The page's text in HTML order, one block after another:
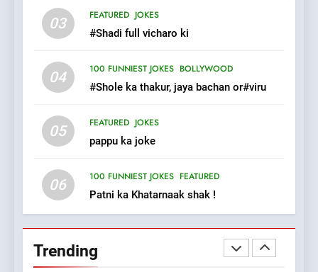
03 FEATURED JOKES
#Shadi full vicharo ki
04 100 FUNNIEST JOKES BOLLYWOOD
#Shole ka thakur, jaya bachan or#viru
05 FEATURED JOKES
pappu ka joke
06 100 FUNNIEST JOKES FEATURED
Patni ka Khatarnaak shak !
Trending
The Judge & drunkard joke
MISCELLANEOUS JOKES
#GirlFriend or BoyFriend ki
Shadi
2
#BijliBarish #ChantuBantu